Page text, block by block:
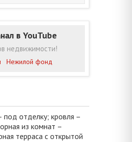
в YouTube
недвижимости!
Нежилой фонд
под отделку; кровля –
из комнат –
терраса с открытой